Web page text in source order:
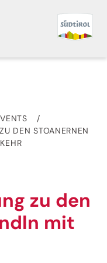
DEN STOANERNEN
zu den
mit